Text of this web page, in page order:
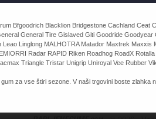
Bfgoodrich Blacklion Bridgestone Cachland
General Tire Gislaved Giti Goodride
Linglong MALHOTRA Matador Maxtrek
Radar RAPID Riken Roadhog RoadX
Triangle Tristar Unigrip Uniroyal Vee Rubber
za vse štiri sezone. V naši trgovini boste zlahka